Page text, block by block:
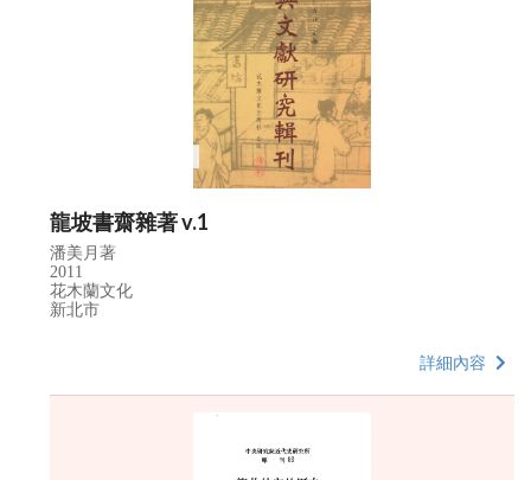
龍坡書齋雜著 v.1
潘美月著
2011
花木蘭文化
新北市
詳細內容